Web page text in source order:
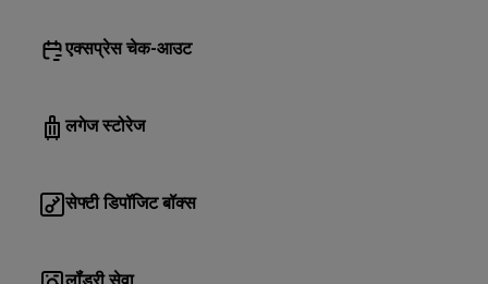
एक्सप्रेस चेक-आउट
लगेज स्टोरेज
सेफ्टी डिपॉजिट बॉक्स